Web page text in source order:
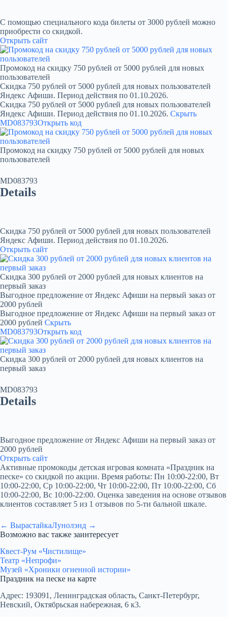
С помощью специального кода билеты от 3000 рублей можно
приобрести со скидкой.
Открыть сайт
Промокод на скидку 750 рублей от 5000 рублей для новых
пользователей
Скидка 750 рублей от 5000 рублей для новых пользователей
Яндекс Афиши. Период действия по 01.10.2026.
Скидка 750 рублей от 5000 рублей для новых пользователей
Яндекс Афиши. Период действия по 01.10.2026. Скрыть
MD083793Открыть код
Промокод на скидку 750 рублей от 5000 рублей для новых
пользователей
MD083793
Details
Скидка 750 рублей от 5000 рублей для новых пользователей
Яндекс Афиши. Период действия по 01.10.2026.
Открыть сайт
Скидка 300 рублей от 2000 рублей для новых клиентов на
первый заказ
Выгодное предложение от Яндекс Афиши на первый заказ от
2000 рублей
Выгодное предложение от Яндекс Афиши на первый заказ от
2000 рублей Скрыть
MD083793Открыть код
Скидка 300 рублей от 2000 рублей для новых клиентов на
первый заказ
MD083793
Details
Выгодное предложение от Яндекс Афиши на первый заказ от
2000 рублей
Открыть сайт
Активные промокоды детская игровая комната «Праздник на
песке» со скидкой по акции. Время работы: Пн 10:00-22:00, Вт
10:00-22:00, Ср 10:00-22:00, Чт 10:00-22:00, Пт 10:00-22:00, Сб
10:00-22:00, Вс 10:00-22:00. Оценка заведения на основе отзывов
клиентов составляет 5 из 1 отзывов по 5-ти бальной шкале.
← ВырастайкаЛунолэнд →
Возможно вас также заинтересует
Квест-Рум «Чистилище»
Театр «Непрофи»
Музей «Хроники огненной истории»
Праздник на песке на карте
Адрес: 193091, Ленинградская область, Санкт-Петербург,
Невский, Октябрьская набережная, 6 к3.